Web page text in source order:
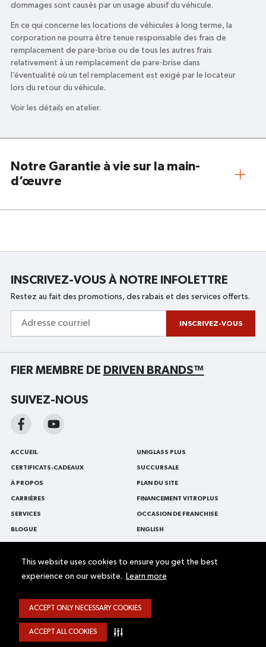
This website uses cookies to ensure you get the best
experience on our website.
Learn more
ACCEPT ONLY NECESSARY COOKIES
ACCEPT ALL COOKIES
dommages sont causés par un usage abusif du véhicule.
En ce qui concerne les locations de véhicules à long terme, la
corporation ne pourra être tenue responsable des frais de
remplacement de pare-brise ou de tous les autres frais
relativement à un remplacement de pare-brise dans
l’éventualité où un tel remplacement est exigé par le locateur
lors du retour du véhicule.
Voir les détails en atelier.
Notre Garantie à vie sur la main-
d’œuvre
INSCRIVEZ-VOUS À NOTRE INFOLETTRE
Restez au fait des promotions, des rabais et des services offerts.
courriel
INSCRIVEZ-VOUS
FIER MEMBRE DE DRIVEN BRANDS™
SUIVEZ-NOUS
ACCUEIL
CERTIFICATS-CADEAUX
À PROPOS
CARRIÈRES
SERVICES
BLOGUE
PROMOTIONS
FLOTTES ET VÉHICULES
UNIGLASS PLUS
SUCCURSALE
PLAN DU SITE
FINANCEMENT VITROPLUS
OCCASION DE FRANCHISE
ENGLISH
REMPLACEMENT DE PARE-BRISE
RÉPARATION DE PARE-BRISE
© 2026 VitroPlus/Ziebart Tous droits réservés.